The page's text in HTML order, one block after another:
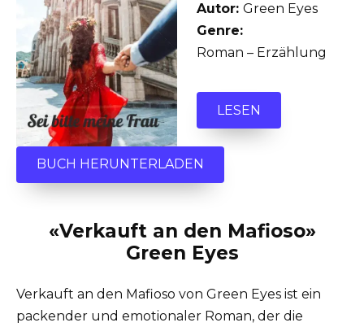
Autor: Green Eyes
Genre:
Roman – Erzählung
LESEN
BUCH HERUNTERLADEN
«Verkauft an den Mafioso»
Green Eyes
Verkauft an den Mafioso von Green Eyes ist ein
packender und emotionaler Roman, der die